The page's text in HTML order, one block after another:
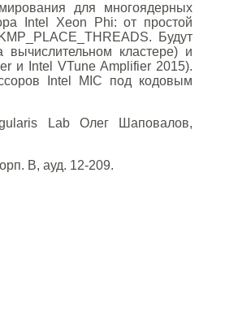
для многоядерных
Intel Xeon Phi: от простой
Будут
кластере) и
и Intel VTune Amplifier 2015).
Intel MIC под кодовым
Lab Олег Шаповалов,
В, ауд. 12-209.